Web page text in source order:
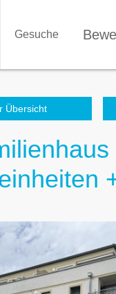
Gesuche
Übersicht